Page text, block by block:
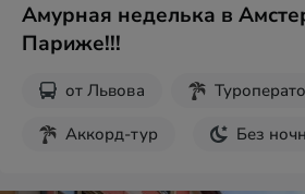
Амурная неделька в
Париже!!!
от Львова
Аккорд-тур
Без